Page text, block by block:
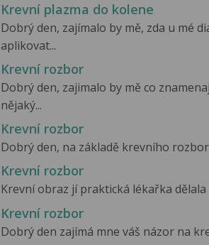
Krevní plazma do kolene
Dobrý den, zajímalo by mě, zda u mé
aplikovat...
Krevní rozbor
Dobrý den, zajimalo by mě co
nějaký...
Krevní rozbor
Dobrý den, na základě krevního
Krevní rozbor
Krevní obraz jí praktická lékařka
Krevní rozbor
Dobrý den zajímá mne váš názor na